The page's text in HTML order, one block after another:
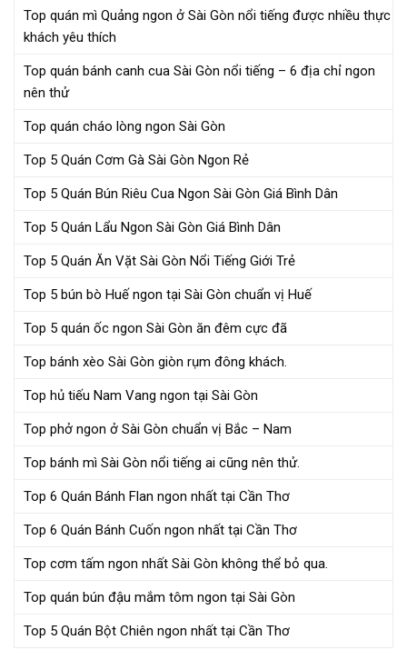
Top quán mì Quảng ngon ở Sài Gòn nổi tiếng được nhiều thực
khách yêu thích
Top quán bánh canh cua Sài Gòn nổi tiếng – 6 địa chỉ ngon
nên thử
Top quán cháo lòng ngon Sài Gòn
Top 5 Quán Cơm Gà Sài Gòn Ngon Rẻ
Top 5 Quán Bún Riêu Cua Ngon Sài Gòn Giá Bình Dân
Top 5 Quán Lẩu Ngon Sài Gòn Giá Bình Dân
Top 5 Quán Ăn Vặt Sài Gòn Nổi Tiếng Giới Trẻ
Top 5 bún bò Huế ngon tại Sài Gòn chuẩn vị Huế
Top 5 quán ốc ngon Sài Gòn ăn đêm cực đã
Top bánh xèo Sài Gòn giòn rụm đông khách.
Top hủ tiếu Nam Vang ngon tại Sài Gòn
Top phở ngon ở Sài Gòn chuẩn vị Bắc – Nam
Top bánh mì Sài Gòn nổi tiếng ai cũng nên thử.
Top 6 Quán Bánh Flan ngon nhất tại Cần Thơ
Top 6 Quán Bánh Cuốn ngon nhất tại Cần Thơ
Top cơm tấm ngon nhất Sài Gòn không thể bỏ qua.
Top quán bún đậu mắm tôm ngon tại Sài Gòn
Top 5 Quán Bột Chiên ngon nhất tại Cần Thơ